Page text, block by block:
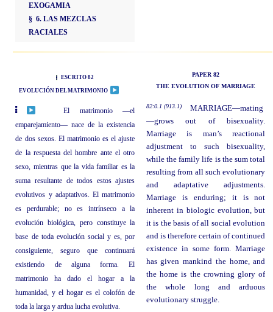
EXOGAMIA
§ 6. LAS MEZCLAS
RACIALES
ESCRITO 82
EVOLUCIÓN DEL MATRIMONIO
PAPER 82
THE EVOLUTION OF MARRIAGE
El matrimonio —el
emparejamiento— nace de la existencia
de dos sexos. El matrimonio es el ajuste
de la respuesta del hombre ante el otro
sexo, mientras que la vida familiar es la
suma resultante de todos estos ajustes
evolutivos y adaptativos. El matrimonio
es perdurable; no es intrínseco a la
evolución biológica, pero constituye la
base de toda evolución social y es, por
consiguiente, seguro que continuará
existiendo de alguna forma. El
matrimonio ha dado el hogar a la
humanidad, y el hogar es el colofón de
toda la larga y ardua lucha evolutiva.
82:0.1 (913.1)
MARRIAGE—mating
—grows out of bisexuality.
Marriage is man’s reactional
adjustment to such bisexuality,
while the family life is the sum total
resulting from all such evolutionary
and adaptative adjustments.
Marriage is enduring; it is not
inherent in biologic evolution, but
it is the basis of all social evolution
and is therefore certain of continued
existence in some form. Marriage
has given mankind the home, and
the home is the crowning glory of
the whole long and arduous
evolutionary struggle.